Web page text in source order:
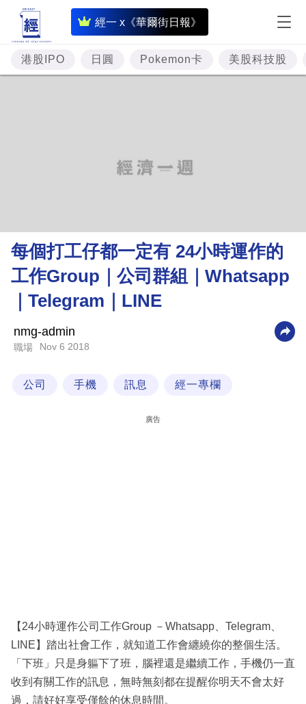
經一 x《華爾街日報》
即
時
財
經
理
財
商
業
技
場
港股IPO 日圓 Pokemon卡 美股科技股
每個打工仔都一定有 24小時運作的
工作Group｜公司群組｜Whatsapp
｜Telegram｜LINE
nmg-admin
職場 Nov 6 2018
公司 手機 訊息 經一專欄
廣告
【24小時運作公司工作Group －Whatsapp、Telegram、
LINE】踏出社會工作，就知道工作會纏繞你的整個生活。
「下班」只是身軀下了班，腦裡還是繼續工作，手機仍一直
收到有關工作的訊息，無時無刻都在提醒你明天不會太好
過，請好好享受僅餘的休息時間。